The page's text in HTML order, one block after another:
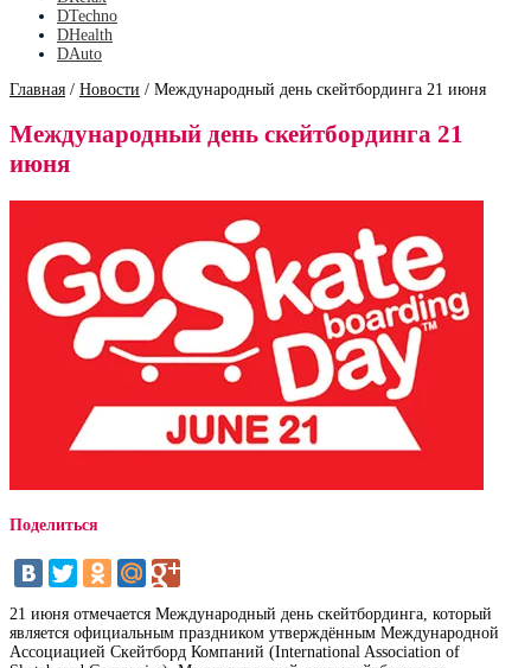
DTechno
DHealth
DAuto
Главная / Новости / Международный день скейтбординга 21 июня
Международный день скейтбординга 21
июня
Поделиться
21 июня отмечается Международный день скейтбординга, который
является официальным праздником утверждённым Международной
Ассоциацией Скейтборд Компаний (International Association of